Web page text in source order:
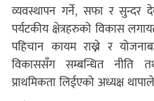
व्यवस्थापन गर्ने, सफा र सुन्दर
पर्यटकीय क्षेत्रहरुको विकास
पहिचान कायम राख्ने र
विकाससँग सम्बन्धित नीति
प्राथमिकता लिईएको अध्यक्ष